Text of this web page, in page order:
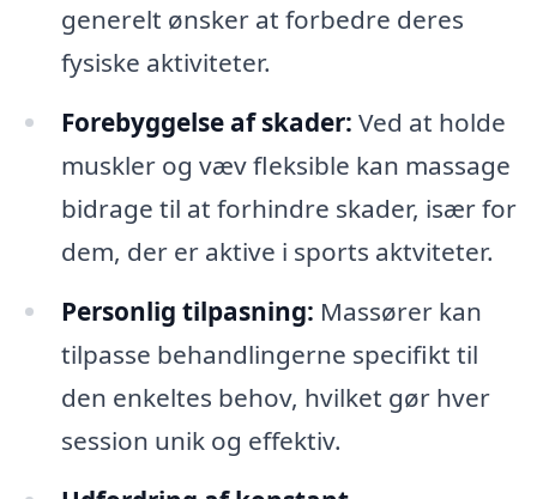
generelt ønsker at forbedre deres
fysiske aktiviteter.
Forebyggelse af skader: Ved at holde
muskler og væv fleksible kan massage
bidrage til at forhindre skader, især for
dem, der er aktive i sports aktviteter.
Personlig tilpasning: Massører kan
tilpasse behandlingerne specifikt til
den enkeltes behov, hvilket gør hver
session unik og effektiv.